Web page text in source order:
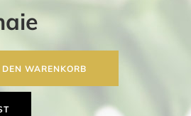
DEN WARENKORB